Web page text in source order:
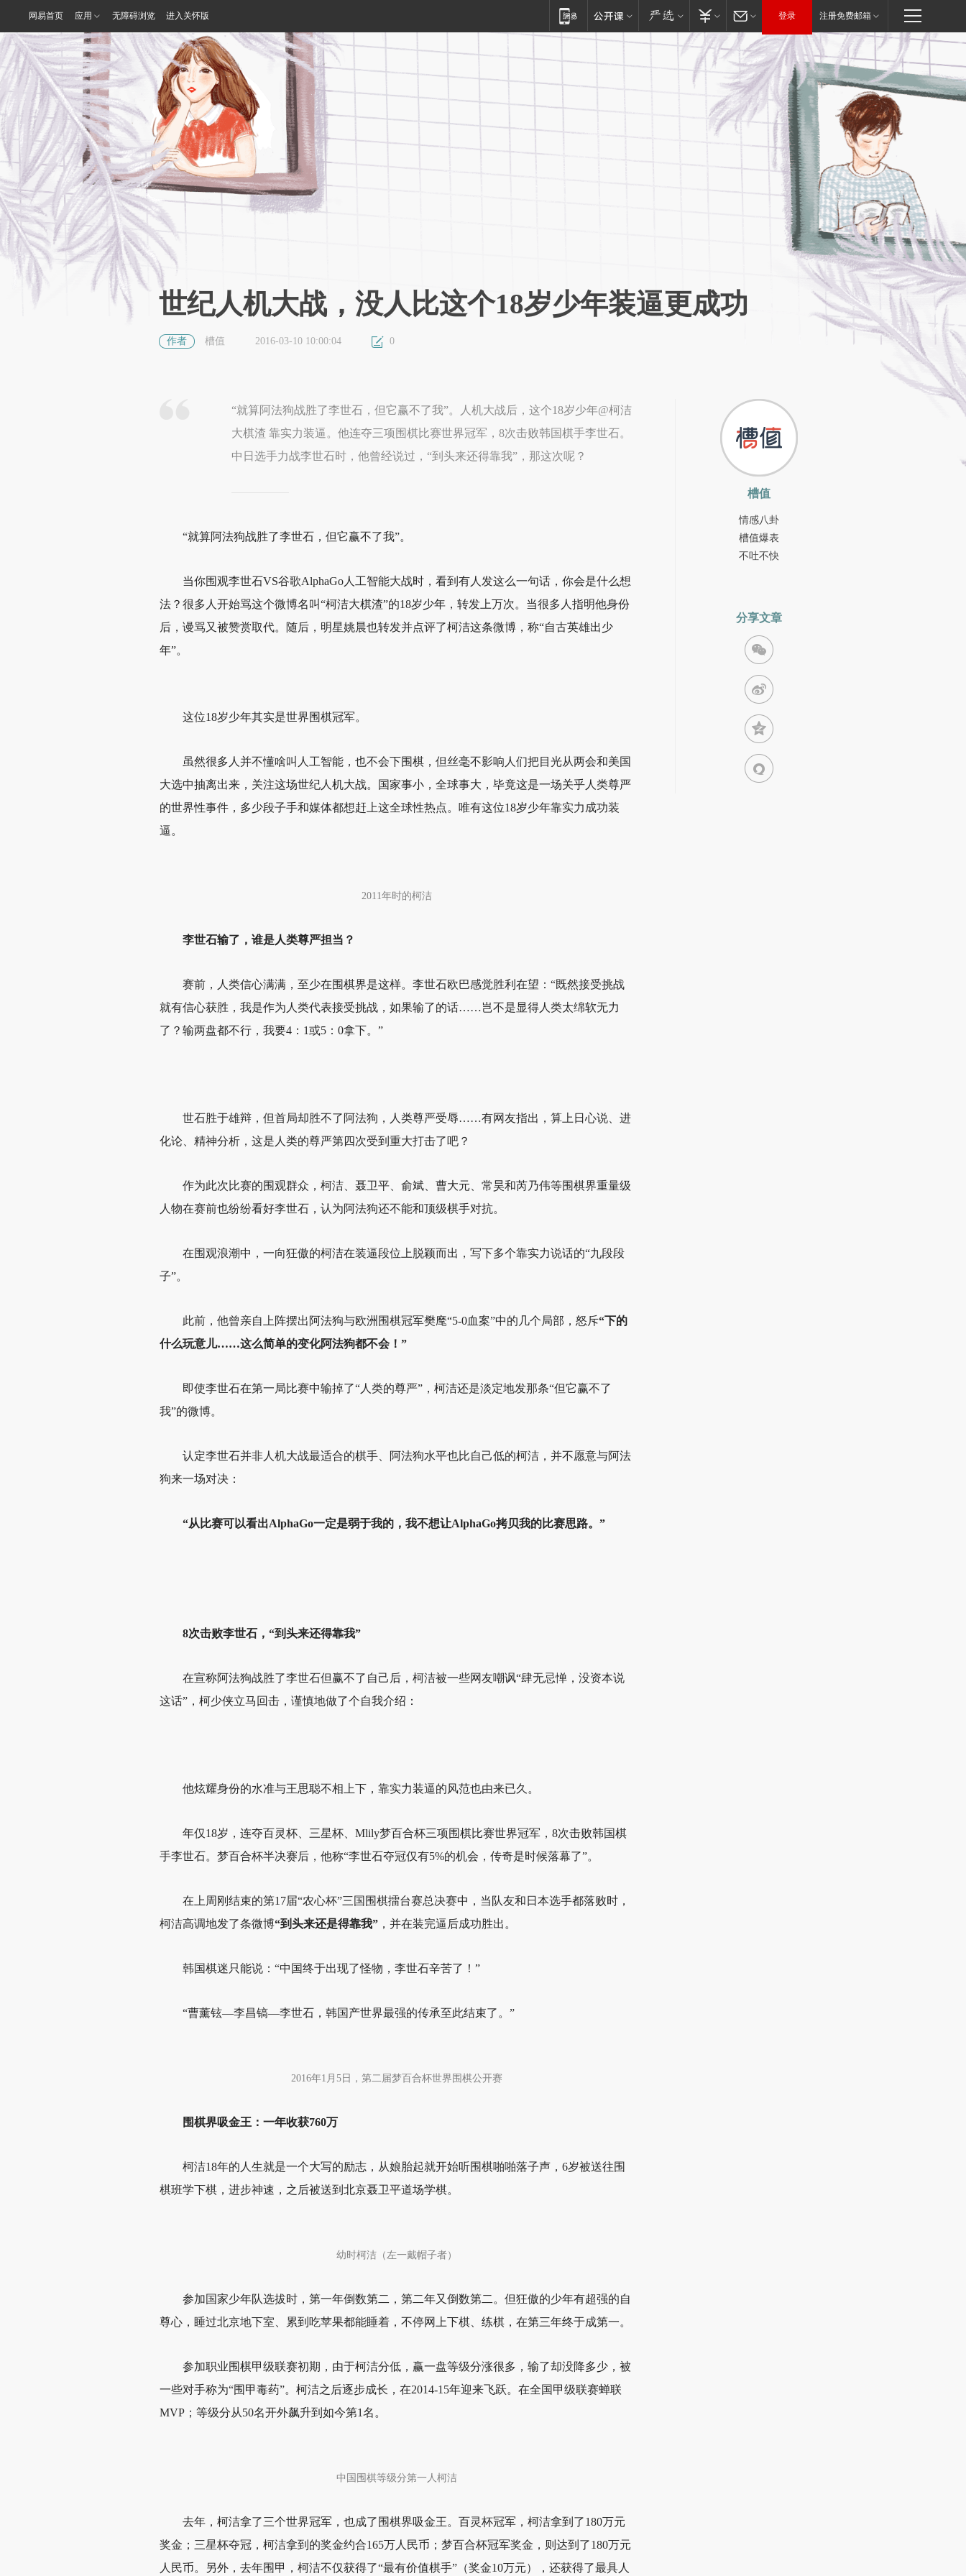
网易首页 应用 无障碍浏览 进入关怀版 登录 注册免费邮箱
世纪人机大战，没人比这个18岁少年装逼更成功
作者 槽值 2016-03-10 10:00:04 0
“就算阿法狗战胜了李世石，但它赢不了我”。人机大战后，这个18岁少年@柯洁
大棋渣 靠实力装逼。他连夺三项围棋比赛世界冠军，8次击败韩国棋手李世石。
中日选手力战李世石时，他曾经说过，“到头来还得靠我”，那这次呢？
“就算阿法狗战胜了李世石，但它赢不了我”。
当你围观李世石VS谷歌AlphaGo人工智能大战时，看到有人发这么一句话，你会是什么想
法？很多人开始骂这个微博名叫“柯洁大棋渣”的18岁少年，转发上万次。当很多人指明他身份
后，谩骂又被赞赏取代。随后，明星姚晨也转发并点评了柯洁这条微博，称“自古英雄出少
年”。
这位18岁少年其实是世界围棋冠军。
虽然很多人并不懂啥叫人工智能，也不会下围棋，但丝毫不影响人们把目光从两会和美国
大选中抽离出来，关注这场世纪人机大战。国家事小，全球事大，毕竟这是一场关乎人类尊严
的世界性事件，多少段子手和媒体都想赶上这全球性热点。唯有这位18岁少年靠实力成功装
逼。
2011年时的柯洁
李世石输了，谁是人类尊严担当？
赛前，人类信心满满，至少在围棋界是这样。李世石欧巴感觉胜利在望：“既然接受挑战
就有信心获胜，我是作为人类代表接受挑战，如果输了的话……岂不是显得人类太绵软无力
了？输两盘都不行，我要4：1或5：0拿下。”
世石胜于雄辩，但首局却胜不了阿法狗，人类尊严受辱……有网友指出，算上日心说、进
化论、精神分析，这是人类的尊严第四次受到重大打击了吧？
作为此次比赛的围观群众，柯洁、聂卫平、俞斌、曹大元、常昊和芮乃伟等围棋界重量级
人物在赛前也纷纷看好李世石，认为阿法狗还不能和顶级棋手对抗。
在围观浪潮中，一向狂傲的柯洁在装逼段位上脱颖而出，写下多个靠实力说话的“九段段
子”。
此前，他曾亲自上阵摆出阿法狗与欧洲围棋冠军樊麾“5-0血案”中的几个局部，怒斥“下的
什么玩意儿……这么简单的变化阿法狗都不会！”
即使李世石在第一局比赛中输掉了“人类的尊严”，柯洁还是淡定地发那条“但它赢不了
我”的微博。
认定李世石并非人机大战最适合的棋手、阿法狗水平也比自己低的柯洁，并不愿意与阿法
狗来一场对决：
“从比赛可以看出AlphaGo一定是弱于我的，我不想让AlphaGo拷贝我的比赛思路。”
8次击败李世石，“到头来还得靠我”
在宣称阿法狗战胜了李世石但赢不了自己后，柯洁被一些网友嘲讽“肆无忌惮，没资本说
这话”，柯少侠立马回击，谨慎地做了个自我介绍：
他炫耀身份的水准与王思聪不相上下，靠实力装逼的风范也由来已久。
年仅18岁，连夺百灵杯、三星杯、Mlily梦百合杯三项围棋比赛世界冠军，8次击败韩国棋
手李世石。梦百合杯半决赛后，他称“李世石夺冠仅有5%的机会，传奇是时候落幕了”。
在上周刚结束的第17届“农心杯”三国围棋擂台赛总决赛中，当队友和日本选手都落败时，
柯洁高调地发了条微博“到头来还是得靠我” ，并在装完逼后成功胜出。
韩国棋迷只能说：“中国终于出现了怪物，李世石辛苦了！”
“曹薰铉—李昌镐—李世石，韩国产世界最强的传承至此结束了。”
2016年1月5日，第二届梦百合杯世界围棋公开赛
围棋界吸金王：一年收获760万
柯洁18年的人生就是一个大写的励志，从娘胎起就开始听围棋啪啪落子声，6岁被送往围
棋班学下棋，进步神速，之后被送到北京聂卫平道场学棋。
幼时柯洁（左一戴帽子者）
参加国家少年队选拔时，第一年倒数第二，第二年又倒数第二。但狂傲的少年有超强的自
尊心，睡过北京地下室、累到吃苹果都能睡着，不停网上下棋、练棋，在第三年终于成第一。
参加职业围棋甲级联赛初期，由于柯洁分低，赢一盘等级分涨很多，输了却没降多少，被
一些对手称为“围甲毒药”。柯洁之后逐步成长，在2014-15年迎来飞跃。在全国甲级联赛蝉联
MVP；等级分从50名开外飙升到如今第1名。
中国围棋等级分第一人柯洁
去年，柯洁拿了三个世界冠军，也成了围棋界吸金王。百灵杯冠军，柯洁拿到了180万元
奖金；三星杯夺冠，柯洁拿到的奖金约合165万人民币；梦百合杯冠军奖金，则达到了180万元
人民币。另外，去年围甲，柯洁不仅获得了“最有价值棋手”（奖金10万元），还获得了最具人
槽值
情感八卦
槽值爆表
不吐不快
分享文章